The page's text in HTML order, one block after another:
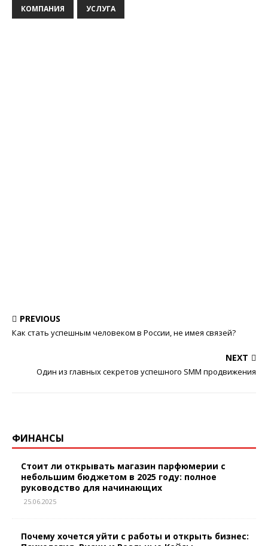
КОМПАНИЯ УСЛУГА
PREVIOUS
Как стать успешным человеком в России, не имея связей?
NEXT
Один из главных секретов успешного SMM продвижения
ФИНАНСЫ
Стоит ли открывать магазин парфюмерии с
небольшим бюджетом в 2025 году: полное
руководство для начинающих
25.06.2025
Почему хочется уйти с работы и открыть бизнес: